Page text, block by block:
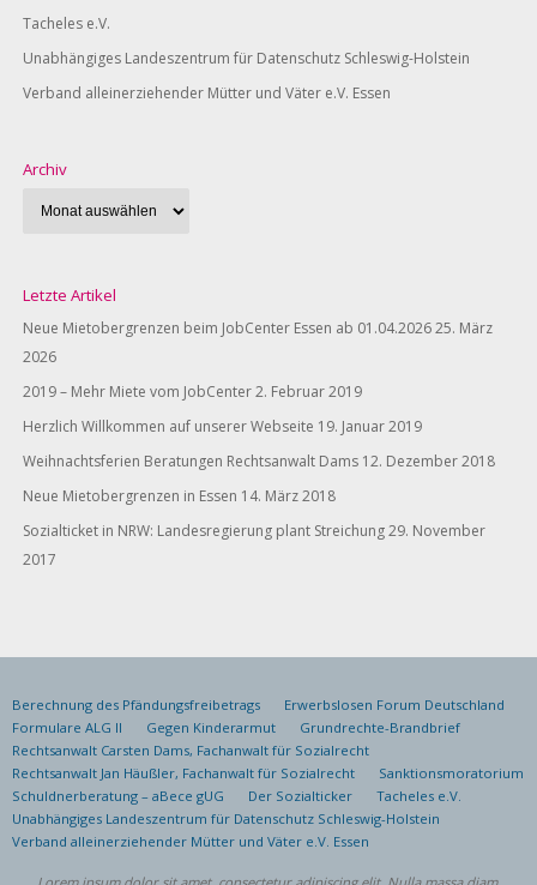
Tacheles e.V.
Unabhängiges Landeszentrum für Datenschutz Schleswig-Holstein
Verband alleinerziehender Mütter und Väter e.V. Essen
Archiv
Letzte Artikel
Neue Mietobergrenzen beim JobCenter Essen ab 01.04.202625. März
2026
2019 – Mehr Miete vom JobCenter2. Februar 2019
Herzlich Willkommen auf unserer Webseite 19. Januar 2019
Weihnachtsferien Beratungen Rechtsanwalt Dams 12. Dezember 2018
Neue Mietobergrenzen in Essen 14. März 2018
Sozialticket in NRW: Landesregierung plant Streichung29. November
2017
Berechnung des Pfändungsfreibetrags
Erwerbslosen Forum Deutschland
Formulare ALG II
Gegen Kinderarmut
Grundrechte-Brandbrief
Rechtsanwalt Carsten Dams, Fachanwalt für Sozialrecht
Rechtsanwalt Jan Häußler, Fachanwalt für Sozialrecht
Sanktionsmoratorium
Schuldnerberatung – aBece gUG
Der Sozialticker
Tacheles e.V.
Unabhängiges Landeszentrum für Datenschutz Schleswig-Holstein
Verband alleinerziehender Mütter und Väter e.V. Essen